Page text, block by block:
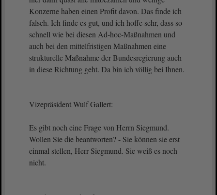
Konzerne haben einen Profit davon. Das finde ich
falsch. Ich finde es gut, und ich hoffe sehr, dass so
schnell wie bei diesen Ad-hoc-Maßnahmen und
auch bei den mittelfristigen Maßnahmen eine
strukturelle Maßnahme der Bundesregierung auch
in diese Richtung geht. Da bin ich völlig bei Ihnen.
Vizepräsident Wulf Gallert:
Es gibt noch eine Frage von Herrn Siegmund.
Wollen Sie die beantworten? - Sie können sie erst
einmal stellen, Herr Siegmund. Sie weiß es noch
nicht.